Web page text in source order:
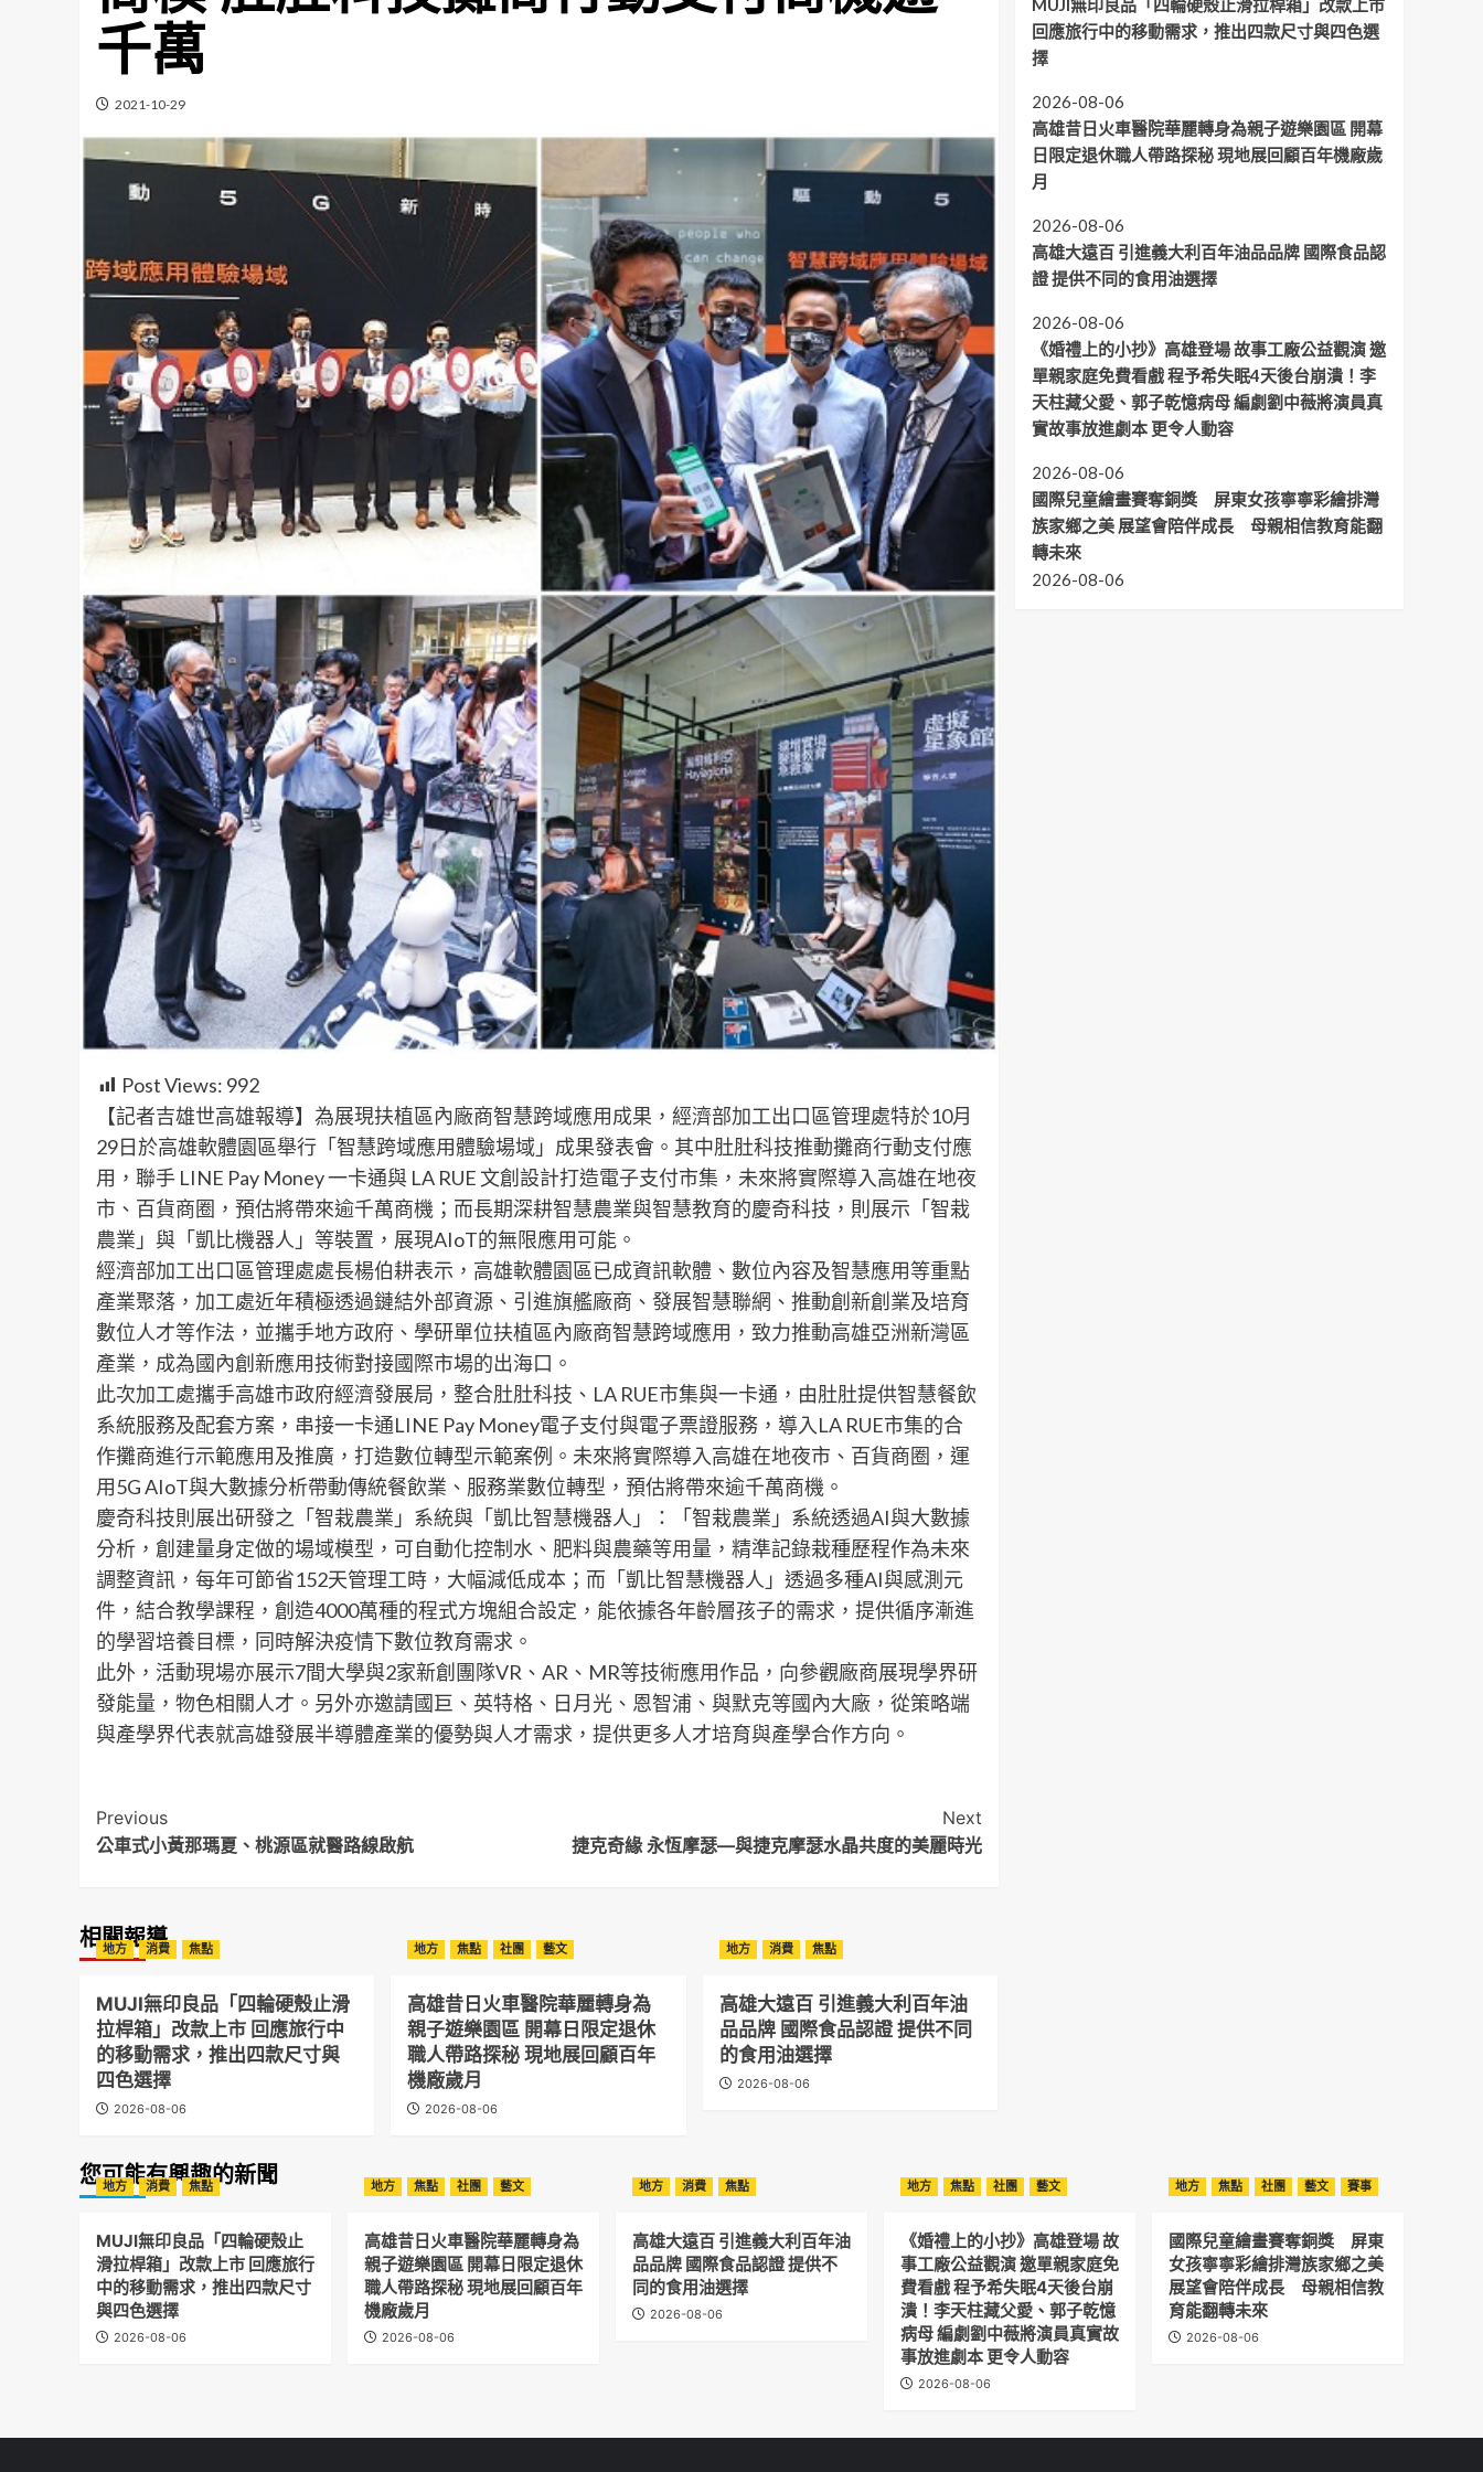
千萬
2021-10-29
Post Views: 992
【記者吉雄世高雄報導】為展現扶植區內廠商智慧跨域應用成果，經濟部加工出口區管理處特於10月
29日於高雄軟體園區舉行「智慧跨域應用體驗場域」成果發表會。其中肚肚科技推動攤商行動支付應
用，聯手 LINE Pay Money 一卡通與 LA RUE 文創設計打造電子支付市集，未來將實際導入高雄在地夜
市、百貨商圈，預估將帶來逾千萬商機；而長期深耕智慧農業與智慧教育的慶奇科技，則展示「智栽
農業」與「凱比機器人」等裝置，展現AIoT的無限應用可能。
經濟部加工出口區管理處處長楊伯耕表示，高雄軟體園區已成資訊軟體、數位內容及智慧應用等重點
產業聚落，加工處近年積極透過鏈結外部資源、引進旗艦廠商、發展智慧聯網、推動創新創業及培育
數位人才等作法，並攜手地方政府、學研單位扶植區內廠商智慧跨域應用，致力推動高雄亞洲新灣區
產業，成為國內創新應用技術對接國際市場的出海口。
此次加工處攜手高雄市政府經濟發展局，整合肚肚科技、LA RUE市集與一卡通，由肚肚提供智慧餐飲
系統服務及配套方案，串接一卡通LINE Pay Money電子支付與電子票證服務，導入LA RUE市集的合
作攤商進行示範應用及推廣，打造數位轉型示範案例。未來將實際導入高雄在地夜市、百貨商圈，運
用5G AIoT與大數據分析帶動傳統餐飲業、服務業數位轉型，預估將帶來逾千萬商機。
慶奇科技則展出研發之「智栽農業」系統與「凱比智慧機器人」：「智栽農業」系統透過AI與大數據
分析，創建量身定做的場域模型，可自動化控制水、肥料與農藥等用量，精準記錄栽種歷程作為未來
調整資訊，每年可節省152天管理工時，大幅減低成本；而「凱比智慧機器人」透過多種AI與感測元
件，結合教學課程，創造4000萬種的程式方塊組合設定，能依據各年齡層孩子的需求，提供循序漸進
的學習培養目標，同時解決疫情下數位教育需求。
此外，活動現場亦展示7間大學與2家新創團隊VR、AR、MR等技術應用作品，向參觀廠商展現學界研
發能量，物色相關人才。另外亦邀請國巨、英特格、日月光、恩智浦、與默克等國內大廠，從策略端
與產學界代表就高雄發展半導體產業的優勢與人才需求，提供更多人才培育與產學合作方向。
Post
Navigation
Previous
公車式小黃那瑪夏、桃源區就醫路線啟航
Next
捷克奇緣 永恆摩瑟―與捷克摩瑟水晶共度的美麗時光
相關報導
地方 消費 焦點
MUJI無印良品「四輪硬殼止滑
拉桿箱」改款上市 回應旅行中
的移動需求，推出四款尺寸與
四色選擇
2026-08-06
地方 焦點 社團 藝文
高雄昔日火車醫院華麗轉身為
親子遊樂園區 開幕日限定退休
職人帶路探秘 現地展回顧百年
機廠歲月
2026-08-06
地方 消費 焦點
高雄大遠百 引進義大利百年油
品品牌 國際食品認證 提供不同
的食用油選擇
2026-08-06
MUJI無印良品「四輪硬殼止滑拉桿箱」改款上市
回應旅行中的移動需求，推出四款尺寸與四色選
擇
2026-08-06
高雄昔日火車醫院華麗轉身為親子遊樂園區 開幕
日限定退休職人帶路探秘 現地展回顧百年機廠歲
月
2026-08-06
高雄大遠百 引進義大利百年油品品牌 國際食品認
證 提供不同的食用油選擇
2026-08-06
《婚禮上的小抄》高雄登場 故事工廠公益觀演 邀
單親家庭免費看戲 程予希失眠4天後台崩潰！李
天柱藏父愛、郭子乾憶病母 編劇劉中薇將演員真
實故事放進劇本 更令人動容
2026-08-06
國際兒童繪畫賽奪銅獎 屏東女孩寧寧彩繪排灣
族家鄉之美 展望會陪伴成長 母親相信教育能翻
轉未來
2026-08-06
您可能有興趣的新聞
地方 消費 焦點
MUJI無印良品「四輪硬殼止
滑拉桿箱」改款上市 回應旅行
中的移動需求，推出四款尺寸
與四色選擇
2026-08-06
地方 焦點 社團 藝文
高雄昔日火車醫院華麗轉身為
親子遊樂園區 開幕日限定退休
職人帶路探秘 現地展回顧百年
機廠歲月
2026-08-06
地方 消費 焦點
高雄大遠百 引進義大利百年油
品品牌 國際食品認證 提供不
同的食用油選擇
2026-08-06
地方 焦點 社團 藝文
《婚禮上的小抄》高雄登場 故
事工廠公益觀演 邀單親家庭免
費看戲 程予希失眠4天後台崩
潰！李天柱藏父愛、郭子乾憶
病母 編劇劉中薇將演員真實故
事放進劇本 更令人動容
2026-08-06
地方 焦點 社團 藝文 賽事
國際兒童繪畫賽奪銅獎 屏東
女孩寧寧彩繪排灣族家鄉之美
展望會陪伴成長 母親相信教
育能翻轉未來
2026-08-06